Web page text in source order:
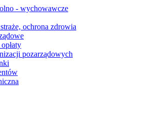
- wychowawcze
ochrona zdrowia
pozarządowych